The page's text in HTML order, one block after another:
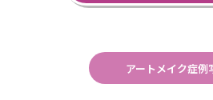
アートメイク症例